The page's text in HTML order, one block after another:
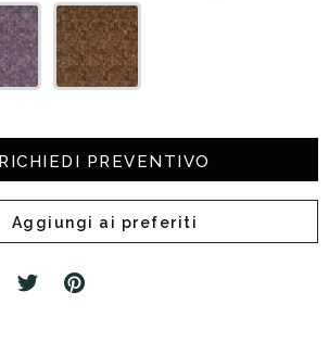
RICHIEDI PREVENTIVO
Aggiungi ai preferiti